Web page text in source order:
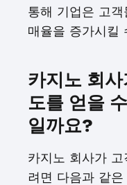
통해 기업은 고
매율을 증가시킬
카지노 회
도를 얻을
일까요?
카지노 회사가
려면 다음과 같